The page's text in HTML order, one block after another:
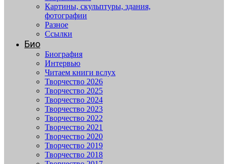
Картины, скульптуры, здания,
фотографии
Разное
Ссылки
Био
Биография
Интервью
Читаем книги вслух
Творчество 2026
Творчество 2025
Творчество 2024
Творчество 2023
Творчество 2022
Творчество 2021
Творчество 2020
Творчество 2019
Творчество 2018